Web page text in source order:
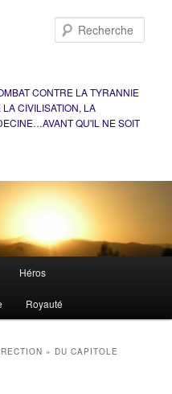
CONTRE LA TYRANNIE
CIVILISATION, LA
QU'IL NE SOIT
Héros
Royauté
» DU CAPITOLE